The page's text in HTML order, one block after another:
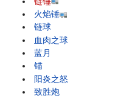
火焰锤
链球
血肉之球
蓝月
锚
阳炎之怒
致胜炮